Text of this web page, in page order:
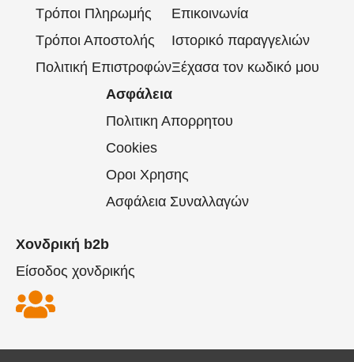
Τρόποι Πληρωμής
Τρόποι Αποστολής
Πολιτική Επιστροφών
Επικοινωνία
Ιστορικό παραγγελιών
Ξέχασα τον κωδικό μου
Ασφάλεια
Πολιτικη Απορρητου
Cookies
Οροι Χρησης
Ασφάλεια Συναλλαγών
Χονδρική b2b
Είσοδος χονδρικής